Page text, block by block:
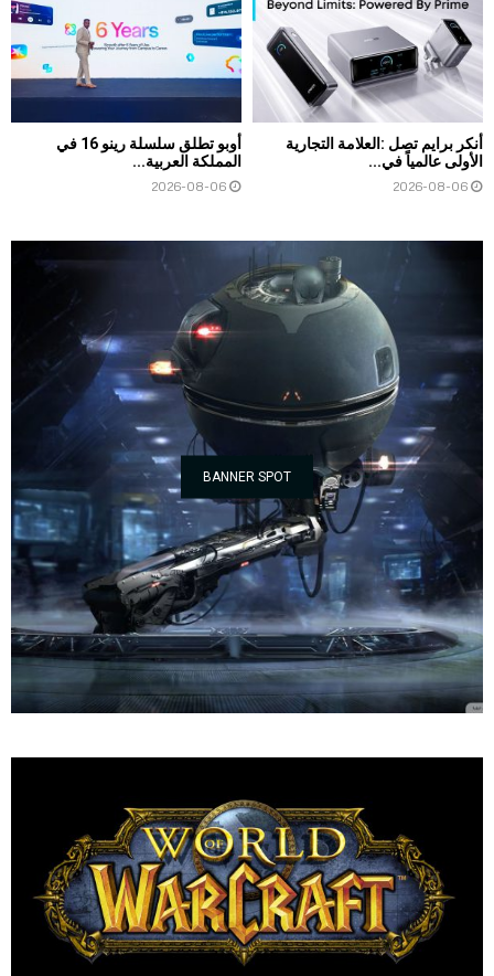
أنكر برايم تصل :العلامة التجارية
الأولى عالمياً في...
2026-08-06
أوبو تطلق سلسلة رينو 16 في
المملكة العربية...
2026-08-06
BANNER SPOT